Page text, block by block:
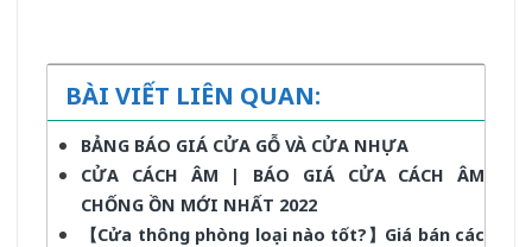
BÀI VIẾT LIÊN QUAN:
BẢNG BÁO GIÁ CỬA GỖ VÀ CỬA NHỰA
CỬA CÁCH ÂM | BÁO GIÁ CỬA CÁCH ÂM
CHỐNG ỒN MỚI NHẤT 2022
【Cửa thông phòng loại nào tốt?】Giá bán các